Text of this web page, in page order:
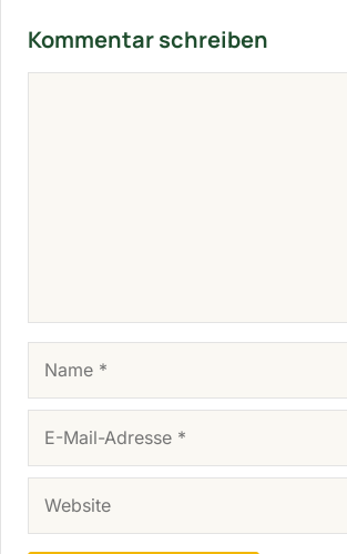
Kommentar schreiben